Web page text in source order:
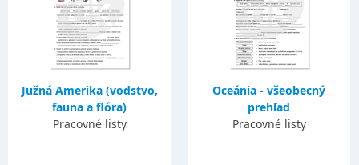
Južná Amerika (vodstvo,
fauna a flóra)
Pracovné listy
Oceánia - všeobecný
prehľad
Pracovné listy